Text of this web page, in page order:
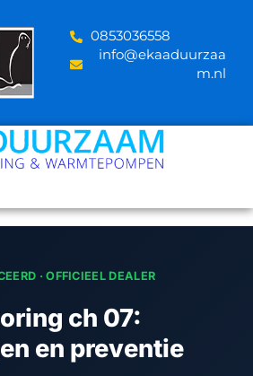
‪0853036558
info@ekaaduurzaa
m.nl
· OFFICIEEL DEALER
ch 07:
en preventie